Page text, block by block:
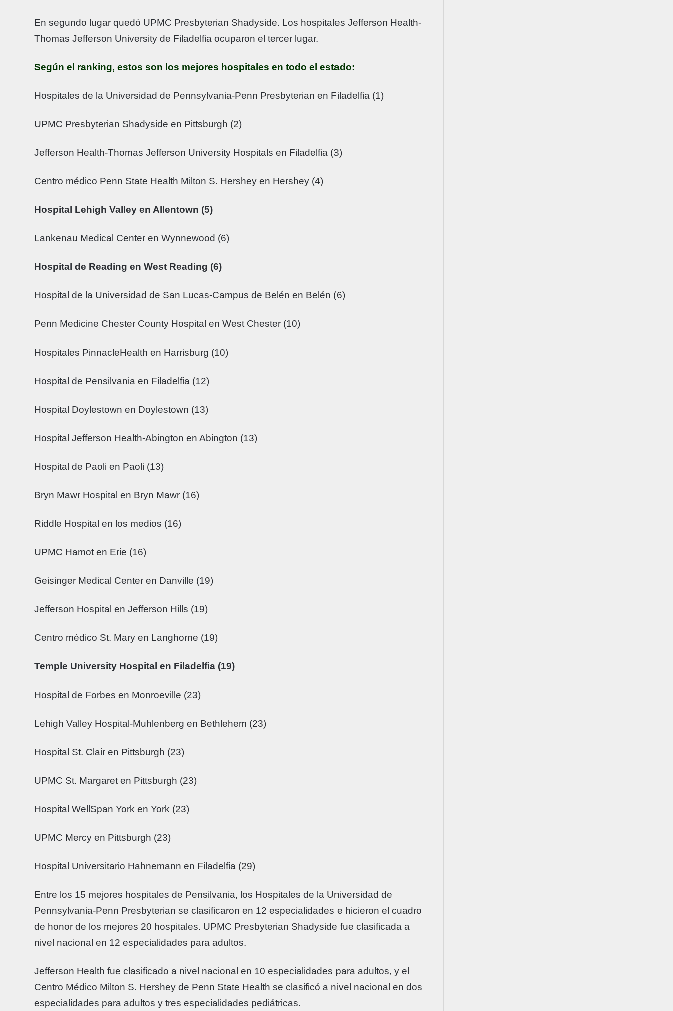
En segundo lugar quedó UPMC Presbyterian Shadyside. Los hospitales Jefferson Health-
Thomas Jefferson University de Filadelfia ocuparon el tercer lugar.
Según el ranking, estos son los mejores hospitales en todo el estado:
Hospitales de la Universidad de Pennsylvania-Penn Presbyterian en Filadelfia (1)
UPMC Presbyterian Shadyside en Pittsburgh (2)
Jefferson Health-Thomas Jefferson University Hospitals en Filadelfia (3)
Centro médico Penn State Health Milton S. Hershey en Hershey (4)
Hospital Lehigh Valley en Allentown (5)
Lankenau Medical Center en Wynnewood (6)
Hospital de Reading en West Reading (6)
Hospital de la Universidad de San Lucas-Campus de Belén en Belén (6)
Penn Medicine Chester County Hospital en West Chester (10)
Hospitales PinnacleHealth en Harrisburg (10)
Hospital de Pensilvania en Filadelfia (12)
Hospital Doylestown en Doylestown (13)
Hospital Jefferson Health-Abington en Abington (13)
Hospital de Paoli en Paoli (13)
Bryn Mawr Hospital en Bryn Mawr (16)
Riddle Hospital en los medios (16)
UPMC Hamot en Erie (16)
Geisinger Medical Center en Danville (19)
Jefferson Hospital en Jefferson Hills (19)
Centro médico St. Mary en Langhorne (19)
Temple University Hospital en Filadelfia (19)
Hospital de Forbes en Monroeville (23)
Lehigh Valley Hospital-Muhlenberg en Bethlehem (23)
Hospital St. Clair en Pittsburgh (23)
UPMC St. Margaret en Pittsburgh (23)
Hospital WellSpan York en York (23)
UPMC Mercy en Pittsburgh (23)
Hospital Universitario Hahnemann en Filadelfia (29)
Entre los 15 mejores hospitales de Pensilvania, los Hospitales de la Universidad de
Pennsylvania-Penn Presbyterian se clasificaron en 12 especialidades e hicieron el cuadro
de honor de los mejores 20 hospitales. UPMC Presbyterian Shadyside fue clasificada a
nivel nacional en 12 especialidades para adultos.
Jefferson Health fue clasificado a nivel nacional en 10 especialidades para adultos, y el
Centro Médico Milton S. Hershey de Penn State Health se clasificó a nivel nacional en dos
especialidades para adultos y tres especialidades pediátricas.